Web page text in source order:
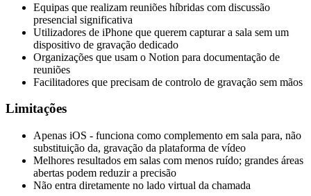
Equipas que realizam reuniões híbridas com discussão
presencial significativa
Utilizadores de iPhone que querem capturar a sala sem um
dispositivo de gravação dedicado
Organizações que usam o Notion para documentação de
reuniões
Facilitadores que precisam de controlo de gravação sem mãos
Limitações
Apenas iOS - funciona como complemento em sala para, não
substituição da, gravação da plataforma de vídeo
Melhores resultados em salas com menos ruído; grandes áreas
abertas podem reduzir a precisão
Não entra diretamente no lado virtual da chamada